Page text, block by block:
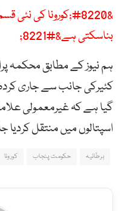
&#8220;کورونا کی
بناسکتی ہے&#8221;
ہم نیوز کے مطابق محکمہ
کئیرکی جانب سے جاری
گیا ہے کہ غیرمعمولی
اسپتالوں میں منتقل کردیا
برطانیہ حکومت پنجاب کورونا